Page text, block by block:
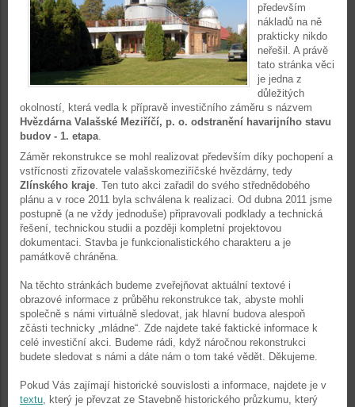
především
nákladů na ně
prakticky nikdo
neřešil. A právě
tato stránka věci
je jedna z
důležitých
okolností, která vedla k přípravě investičního záměru s názvem
Hvězdárna Valašské Meziříčí, p. o. odstranění havarijního stavu
budov - 1. etapa.
Záměr rekonstrukce se mohl realizovat především díky pochopení a
vstřícnosti zřizovatele valašskomeziříčské hvězdárny, tedy
Zlínského kraje. Ten tuto akci zařadil do svého střednědobého
plánu a v roce 2011 byla schválena k realizaci. Od dubna 2011 jsme
postupně (a ne vždy jednoduše) připravovali podklady a technická
řešení, technickou studii a později kompletní projektovou
dokumentaci. Stavba je funkcionalistického charakteru a je
památkově chráněna.
Na těchto stránkách budeme zveřejňovat aktuální textové i
obrazové informace z průběhu rekonstrukce tak, abyste mohli
společně s námi virtuálně sledovat, jak hlavní budova alespoň
zčásti technicky „mládne“. Zde najdete také faktické informace k
celé investiční akci. Budeme rádi, když náročnou rekonstrukci
budete sledovat s námi a dáte nám o tom také vědět. Děkujeme.
Pokud Vás zajímají historické souvislosti a informace, najdete je v
textu, který je převzat ze Stavebně historického průzkumu, který